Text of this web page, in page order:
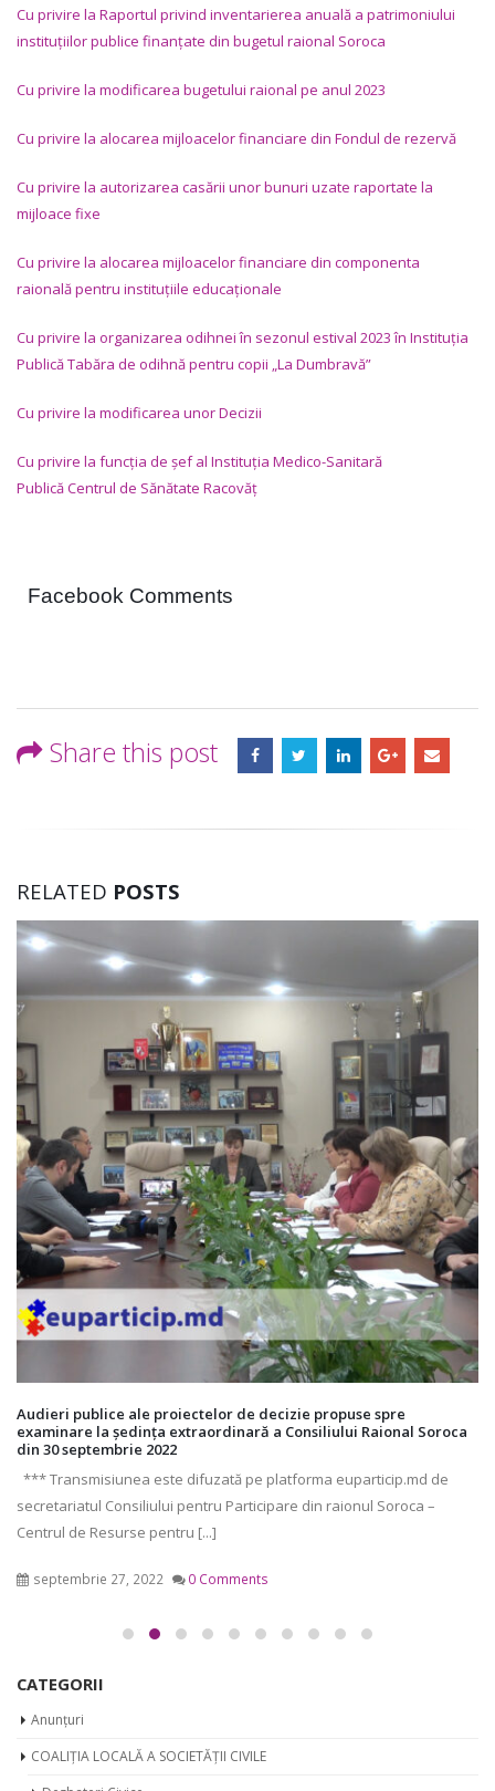
Cu privire la Raportul privind inventarierea anuală a patrimoniului
instituțiilor publice finanțate din bugetul raional Soroca
Cu privire la modificarea bugetului raional pe anul 2023
Cu privire la alocarea mijloacelor financiare din Fondul de rezervă
Cu privire la autorizarea casării unor bunuri uzate raportate la
mijloace fixe
Cu privire la alocarea mijloacelor financiare din componenta
raională pentru instituţiile educaţionale
Cu privire la organizarea odihnei în sezonul estival 2023 în Instituția
Publică Tabăra de odihnă pentru copii „La Dumbravă”
Cu privire la modificarea unor Decizii
Cu privire la funcția de șef al Instituția Medico-Sanitară
PublicăCentrul de Sănătate Racovăț
Facebook Comments
Share this post
RELATED POSTS
Audieri publice ale proiectelor de decizie propuse spre
examinare la ședința extraordinară a Consiliului Raional Soroca
din 30 septembrie 2022
*** Transmisiunea este difuzată pe platforma euparticip.md de
secretariatul Consiliului pentru Participare din raionul Soroca –
Centrul de Resurse pentru [...]
septembrie 27, 2022 0 Comments
CATEGORII
Anunțuri
COALIȚIA LOCALĂ A SOCIETĂȚII CIVILE